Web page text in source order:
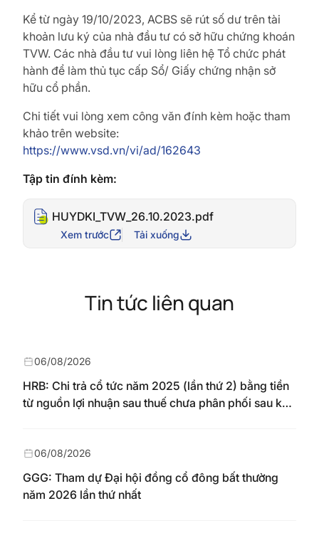
Kể từ ngày 19/10/2023, ACBS sẽ rút số dư trên tài
khoản lưu ký của nhà đầu tư có sở hữu chứng khoán
TVW. Các nhà đầu tư vui lòng liên hệ Tổ chức phát
hành để làm thủ tục cấp Sổ/ Giấy chứng nhận sở
hữu cổ phần.
Chi tiết vui lòng xem công văn đính kèm hoặc tham
khảo trên website:
https://www.vsd.vn/vi/ad/162643
Tập tin đính kèm:
HUYDKI_TVW_26.10.2023.pdf
Xem trước Tải xuống
Tin tức liên quan
HRB: Chi trả cổ tức năm 2025 (lần thứ 2) bằng tiền
từ nguồn lợi nhuận sau thuế chưa phân phối sau khi
ngày 04/08/2026
06/08/2026
GGG: Tham dự Đại hội đồng cổ đông bất thường
năm 2026 lần thứ nhất
06/08/2026